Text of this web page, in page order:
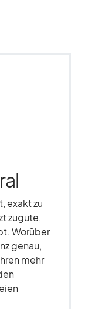
exakt zu
zugute,
Worüber
genau,
mehr